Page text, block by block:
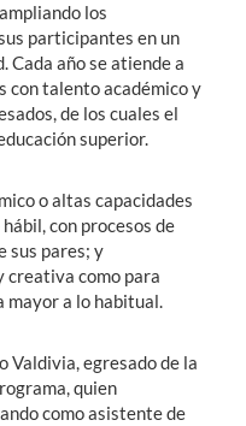
los
participantes en un
Cada año se atiende a
con talento académico y
de los cuales el
superior.
o altas capacidades
con procesos de
sus pares; y
como para
mayor a lo habitual.
Valdivia, egresado de la
quien
como asistente de